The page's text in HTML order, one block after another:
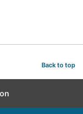
Back to top